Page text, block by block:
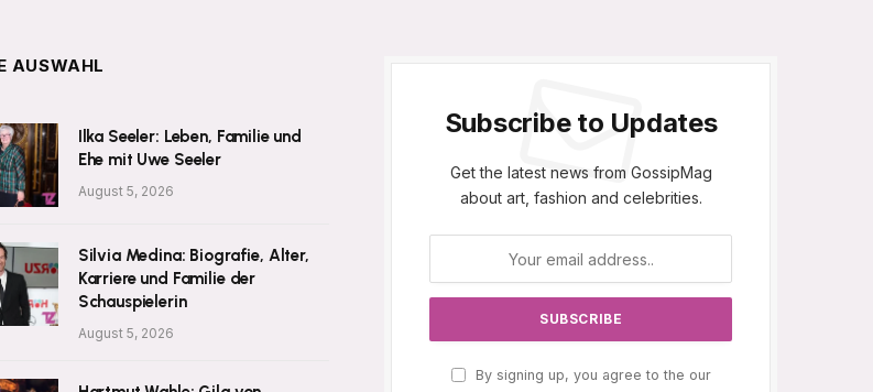
AUSWAHL
Ilka Seeler: Leben, Familie und
Ehe mit Uwe Seeler
August 5, 2026
Silvia Medina: Biografie, Alter,
Karriere und Familie der
Schauspielerin
August 5, 2026
Subscribe to Updates
Get the latest news from GossipMag
about art, fashion and celebrities.
By signing up, you agree to the our